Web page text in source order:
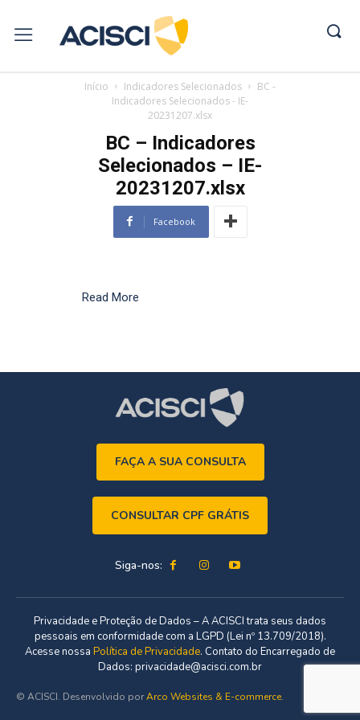
Início Indicadores Selecionados
BC -
Indicadores Selecionados - IE-
20231207.xlsx
BC – Indicadores
Selecionados – IE-
20231207.xlsx
Facebook
Read More
FAÇA A SUA CONSULTA
CONSULTAR CPF GRÁTIS
Siga-nos:
Privacidade e Proteção de Dados – A ACISCI trata seus dados
pessoais em conformidade com a LGPD (Lei nº 13.709/2018).
Acesse nossa Política de Privacidade. Contato do Encarregado de
Dados: privacidade@acisci.com.br
© ACISCI. Desenvolvido porArco Websites & E-commerce.